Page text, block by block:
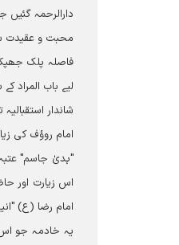
دارالرحمہ گئیں
محبت و عقیدت
فاصلہ پلک
لیے باب المراد
شاندار
امام روؤف کی
"ہدیٰ جاسم"
اس زیارت اور
امام رضا (ع)
یہ خادمہ جو